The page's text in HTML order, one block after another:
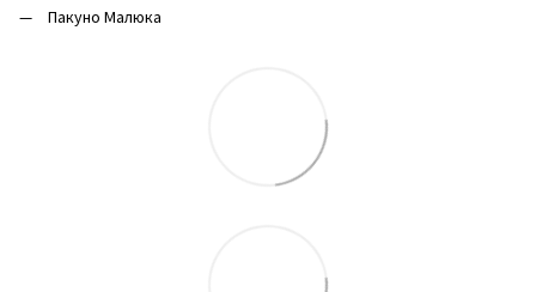
Пакуно Малюка